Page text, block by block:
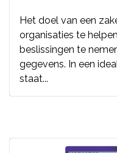
Het doel van een
organisaties te
beslissingen te
gegevens. In een
staat...